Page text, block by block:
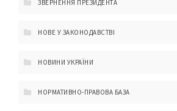
ЗВЕРНЕННЯ ПРЕЗИДЕНТА
НОВЕ У ЗАКОНОДАВСТВІ
НОВИНИ УКРАЇНИ
НОРМАТИВНО-ПРАВОВА БАЗА